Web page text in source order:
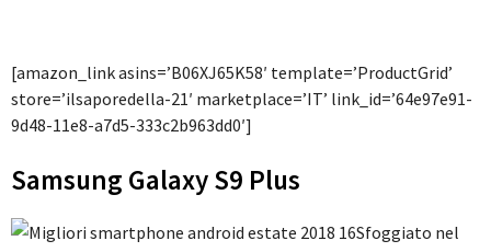
[amazon_link asins=’B06XJ65K58′ template=’ProductGrid’
store=’ilsaporedella-21′ marketplace=’IT’ link_id=’64e97e91-
9d48-11e8-a7d5-333c2b963dd0′]
Samsung Galaxy S9 Plus
Sfoggiato nel